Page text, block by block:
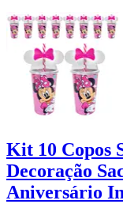
Kit 10 Copos
Decoração
Aniversário